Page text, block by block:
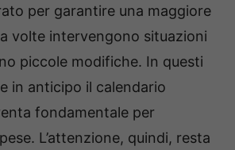
per garantire una maggiore
volte intervengono situazioni
piccole modifiche. In questi
in anticipo il calendario
fondamentale per
L’attenzione, quindi, resta